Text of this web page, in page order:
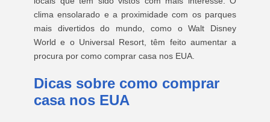
clima ensolarado e a proximidade com os parques
mais divertidos do mundo, como o Walt Disney
World e o Universal Resort, têm feito aumentar a
procura por como comprar casa nos EUA.
Dicas sobre como comprar
casa nos EUA